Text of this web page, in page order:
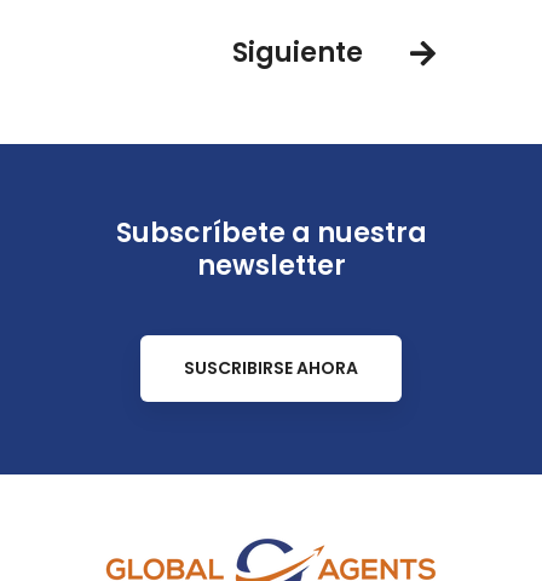
Siguiente
Subscríbete a nuestra
newsletter
SUSCRIBIRSE AHORA